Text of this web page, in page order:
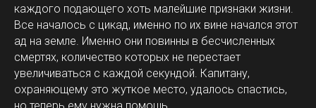
каждого подающего хоть малейшие признаки жизни.
Все началось с цикад, именно по их вине начался этот
ад на земле. Именно они повинны в бесчисленных
смертях, количество которых не перестает
увеличиваться с каждой секундой. Капитану,
охраняющему это жуткое место, удалось спастись,